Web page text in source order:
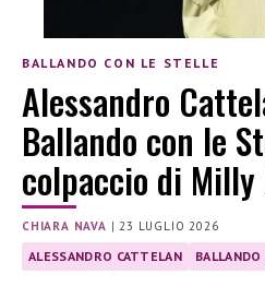
BALLANDO CON LE STELLE
Alessandro
Ballando con le
colpaccio di
CHIARA NAVA |23 LUGLIO 2026
ALESSANDRO CATTELAN